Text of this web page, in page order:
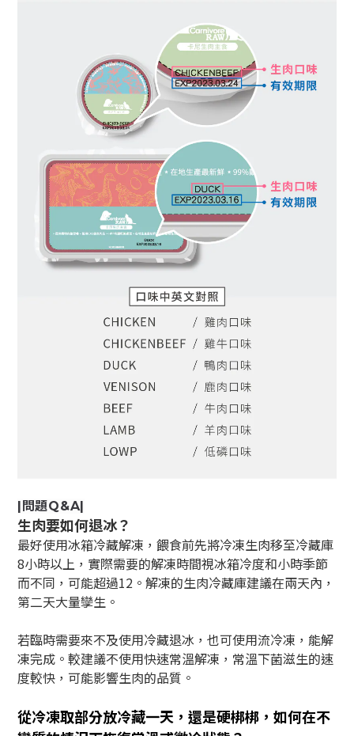
|問題Q&A|
生肉要如何退冰？
最好使用冰箱冷藏解凍，餵食前先將冷凍生肉移至冷藏庫
8小時以上，實際需要的解凍時間視冰箱冷度和小時季節
而不同，可能超過12。解凍的生肉冷藏庫建議在兩天內，
第二天大量孿生。
若臨時需要來不及使用冷藏退冰，也可使用流冷凍，能解
凍完成。較建議不使用快速常溫解凍，常溫下菌滋生的速
度較快，可能影響生肉的品質。
從冷凍取部分放冷藏一天，還是硬梆梆，如何在不